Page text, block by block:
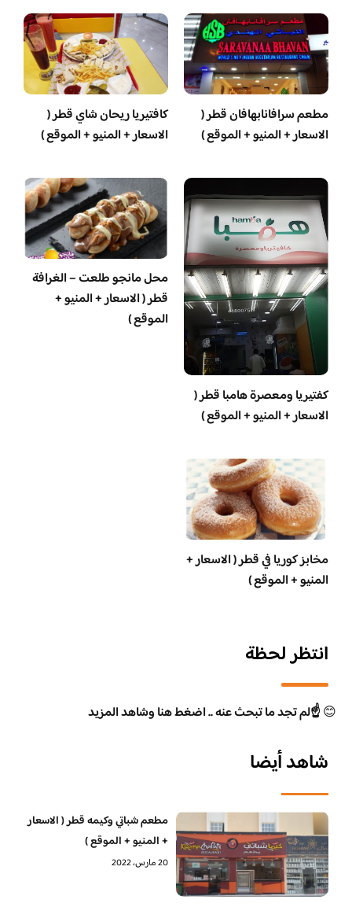
مطعم سرافانابهافان قطر (
الاسعار + المنيو + الموقع )
كافتيريا ريحان شاي قطر (
الاسعار + المنيو + الموقع )
‏كفتيريا ومعصرة هامبا قطر (
الاسعار + المنيو + الموقع )
محل مانجو طلعت – الغرافة
قطر ( الاسعار + المنيو +
الموقع )
مخابز كوريا في قطر ( الاسعار +
المنيو + الموقع )
انتظر لحظة
😊☝️لم تجد ما تبحث عنه .. اضغط هنا وشاهد المزيد
شاهد أيضا
مطعم شباتي وكيمه قطر ( الاسعار
+ المنيو + الموقع )
20 مارس، 2022